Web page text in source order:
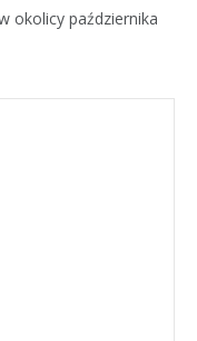
okolicy października